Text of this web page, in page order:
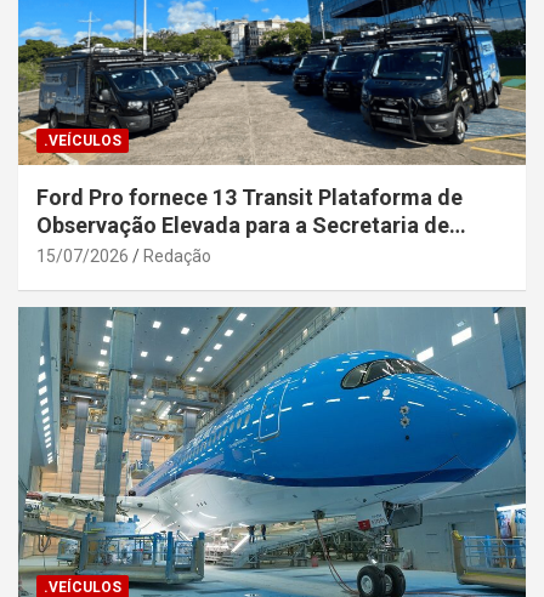
.VEÍCULOS
Ford Pro fornece 13 Transit Plataforma de
Observação Elevada para a Secretaria de
Segurança Pública da Bahia
15/07/2026 Redação
.VEÍCULOS